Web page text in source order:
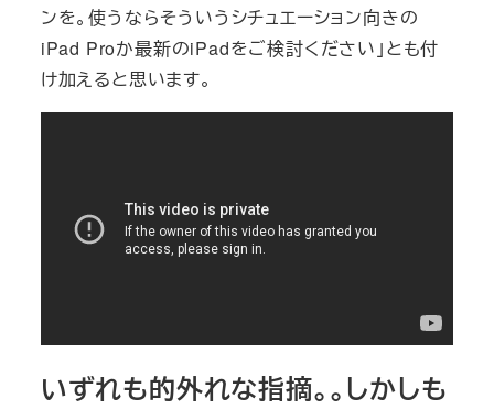
ンを。使うならそういうシチュエーション向きの
iPad Proか最新のiPadをご検討ください」とも付
け加えると思います。
いずれも的外れな指摘。。しかしも